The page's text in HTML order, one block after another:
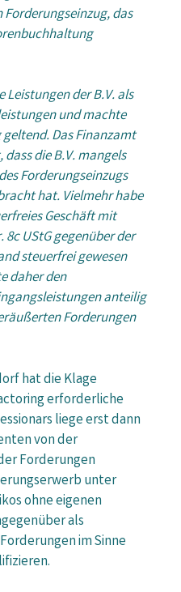
das
der B.V. als
und machte
Das Finanzamt
die B.V. mangels
Forderungseinzugs
hat. Vielmehr habe
Geschäft mit
UStG gegenüber der
steuerfrei gewesen
daher den
anteilig
Forderungen
hat die Klage
erforderliche
liege erst dann
von der
Forderungen
unter
ohne eigenen
als
im Sinne